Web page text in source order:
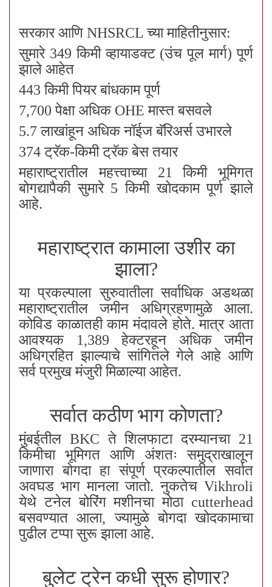
सरकार आणि NHSRCL च्या माहितीनुसार:
सुमारे 349 किमी व्हायाडक्ट (उंच पूल मार्ग) पूर्ण
झाले आहेत
443 किमी पियर बांधकाम पूर्ण
7,700 पेक्षा अधिक OHE मास्त बसवले
5.7 लाखांहून अधिक नॉईज बॅरिअर्स उभारले
374 ट्रॅक-किमी ट्रॅक बेस तयार
महाराष्ट्रातील महत्त्वाच्या 21 किमी भूमिगत
बोगद्यापैकी सुमारे 5 किमी खोदकाम पूर्ण झाले
आहे.
महाराष्ट्रात कामाला उशीर का
झाला?
या प्रकल्पाला सुरुवातीला सर्वाधिक अडथळा
महाराष्ट्रातील जमीन अधिग्रहणामुळे आला.
कोविड काळातही काम मंदावले होते. मात्र आता
आवश्यक 1,389 हेक्टरहून अधिक जमीन
अधिग्रहित झाल्याचे सांगितले गेले आहे आणि
सर्व प्रमुख मंजुरी मिळाल्या आहेत.
सर्वात कठीण भाग कोणता?
मुंबईतील BKC ते शिलफाटा दरम्यानचा 21
किमीचा भूमिगत आणि अंशतः समुद्राखालून
जाणारा बोगदा हा संपूर्ण प्रकल्पातील सर्वात
अवघड भाग मानला जातो. नुकतेच Vikhroli
येथे टनेल बोरिंग मशीनचा मोठा cutterhead
बसवण्यात आला, ज्यामुळे बोगदा खोदकामाचा
पुढील टप्पा सुरू झाला आहे.
बुलेट ट्रेन कधी सुरू होणार?